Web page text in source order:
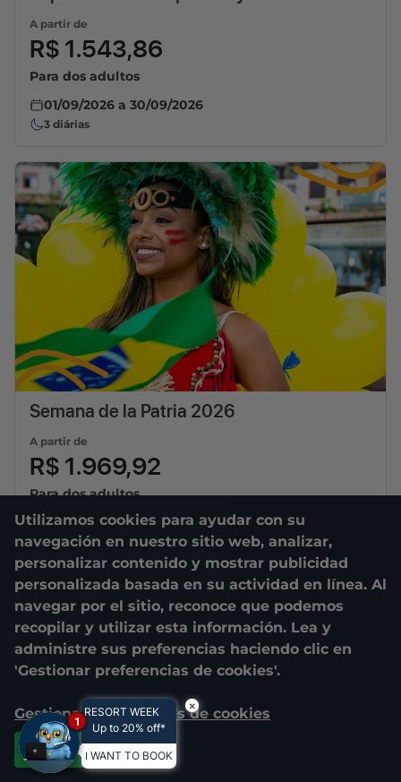
Utilizamos cookies para ayudar con su
navegación en nuestro sitio web, analizar,
personalizar contenido y mostrar publicidad
personalizada basada en su actividad en línea. Al
navegar por el sitio, reconoce que podemos
recopilar y utilizar esta información. Lea y
administre sus preferencias haciendo clic en
'Gestionar preferencias de cookies'.
Gestionar preferencias de cookies
Aceptar todas
A partir de
R$ 1.543,86
Para dos adultos
01/09/2026 a 30/09/2026
3 diárias
Semana de la Patria 2026
A partir de
R$ 1.969,92
Para dos adultos
04/09/2026 a 08/09/2026
3diárias
×
RESORT WEEK
Up to 20% off*
I WANT TO BOOK
1